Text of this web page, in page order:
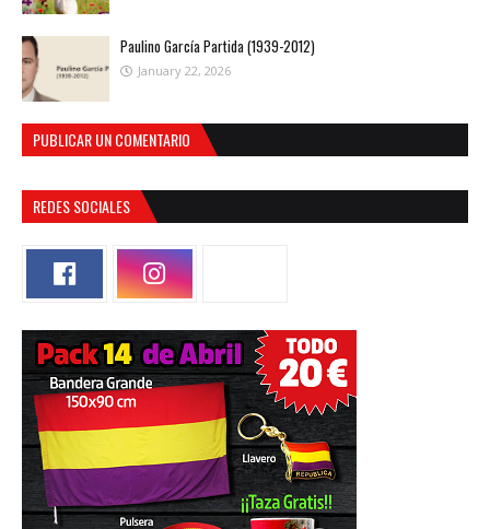
Paulino García Partida (1939-2012)
January 22, 2026
PUBLICAR UN COMENTARIO
REDES SOCIALES